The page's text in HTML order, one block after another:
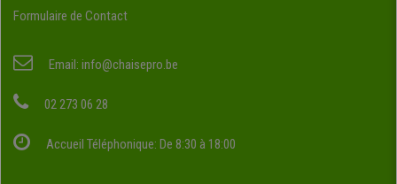
Formulaire de Contact
Email: info@chaisepro.be
02 273 06 28
Accueil Téléphonique: De 8:30 à 18:00